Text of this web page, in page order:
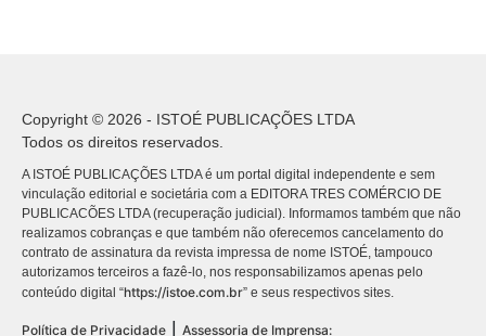
Copyright © 2026 - ISTOÉ PUBLICAÇÕES LTDA
Todos os direitos reservados.
A ISTOÉ PUBLICAÇÕES LTDA é um portal digital independente e sem
vinculação editorial e societária com a EDITORA TRES COMÉRCIO DE
PUBLICACÕES LTDA (recuperação judicial). Informamos também que não
realizamos cobranças e que também não oferecemos cancelamento do
contrato de assinatura da revista impressa de nome ISTOÉ, tampouco
autorizamos terceiros a fazê-lo, nos responsabilizamos apenas pelo
conteúdo digital “https://istoe.com.br” e seus respectivos sites.
Política de Privacidade Assessoria de Imprensa: